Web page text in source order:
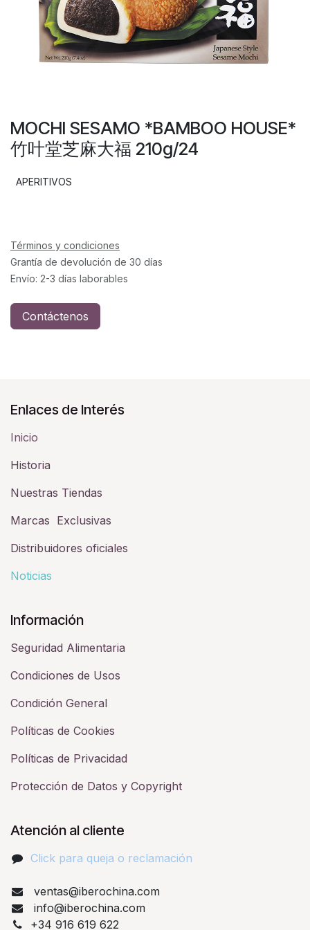
MOCHI SESAMO *BAMBOO HOUSE*
竹叶堂芝麻大福 210g/24
APERITIVOS
Términos y condiciones
Grantía de devolución de 30 días
Envío: 2-3 días laborables
Contáctenos
Enlaces de Interés
Inicio
Historia​
Nuestras Tiendas
Marcas Exclusivas
Distribuidores oficiales
Noticias
Información
Seguridad Alimentaria
Condiciones de Usos
Condición General
Políticas de Cookies
Políticas de Privacidad
Protección de Datos y Copyright
Atención al cliente
Click para queja o reclamación​
ventas@iberochina.com
info@iberochina.com
+34 916 619 622